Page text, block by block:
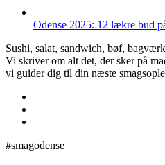
Odense 2025: 12 lækre bud
Sushi, salat, sandwich, bøf,
Vi skriver om alt det, der sker på
vi guider dig til din næste
#smagodense